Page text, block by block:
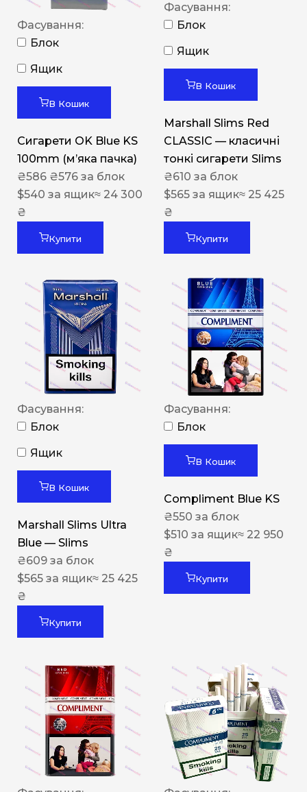
Фасування:
Блок
Ящик
В Кошик
Сигарети OK Blue KS
100mm (м’яка пачка)
₴586 ₴576 за блок
$540 за ящик≈ 24 300
₴
Купити
Фасування:
Блок
Ящик
В Кошик
Marshall Slims Red
CLASSIC — класичні
тонкі сигарети Slims
₴610 за блок
$565 за ящик≈ 25 425
₴
Купити
Фасування:
Блок
Ящик
В Кошик
Marshall Slims Ultra
Blue — Slims
₴609 за блок
$565 за ящик≈ 25 425
₴
Купити
Фасування:
Блок
В Кошик
Compliment Blue KS
₴550 за блок
$510 за ящик≈ 22 950
₴
Купити